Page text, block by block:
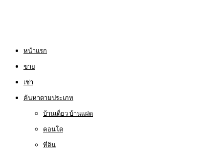
หน้าแรก
ขาย
เช่า
ค้นหาตามประเภท
บ้านเดี่ยว บ้านแฝด
คอนโด
ที่ดิน